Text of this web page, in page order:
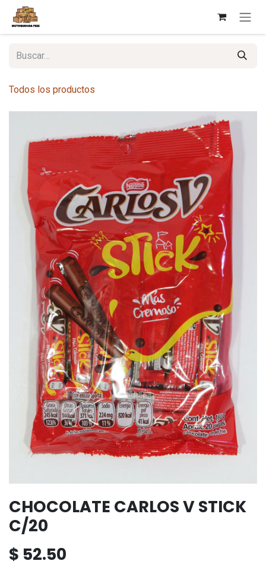
Ir al contenido
Todos los productos
CHOCOLATE CARLOS V STICK
C/20
$ 52.50